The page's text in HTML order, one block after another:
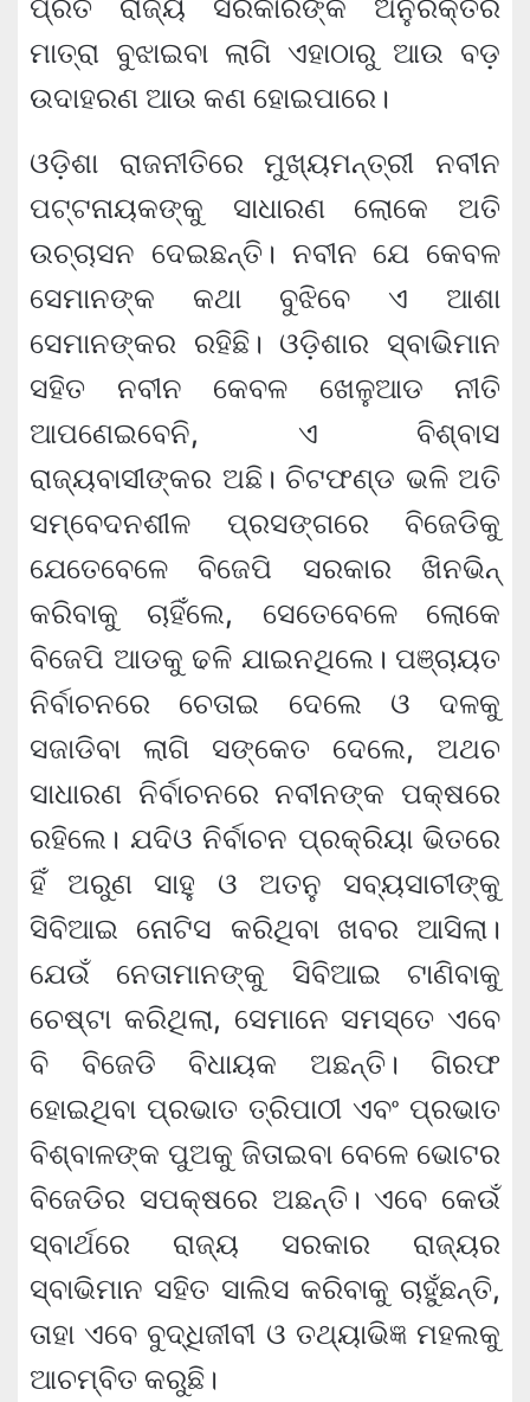
ପ୍ରତି ରାଜ୍ୟ ସରକାରଙ୍କ ଅନୁରକ୍ତିର
ମାତ୍ରା ବୁଝାଇବା ଲାଗି ଏହାଠାରୁ ଆଉ ବଡ଼
ଉଦାହରଣ ଆଉ କଣ ହୋଇପାରେ।
ଓଡ଼ିଶା ରାଜନୀତିରେ ମୁଖ୍ୟମନ୍ତ୍ରୀ ନବୀନ
ପଟ୍ଟନାୟକଙ୍କୁ ସାଧାରଣ ଲୋକେ ଅତି
ଉଚ୍ଚାସନ ଦେଇଛନ୍ତି। ନବୀନ ଯେ କେବଳ
ସେମାନଙ୍କ କଥା ବୁଝିବେ ଏ ଆଶା
ସେମାନଙ୍କର ରହିଛି। ଓଡ଼ିଶାର ସ୍ବାଭିମାନ
ସହିତ ନବୀନ କେବଳ ଖେଳୁଆଡ ନୀତି
ଆପଣେଇବେନି, ଏ ବିଶ୍ବାସ
ରାଜ୍ୟବାସୀଙ୍କର ଅଛି। ଚିଟଫଣ୍ଡ ଭଳି ଅତି
ସମ୍ବେଦନଶୀଳ ପ୍ରସଙ୍ଗରେ ବିଜେଡିକୁ
ଯେତେବେଳେ ବିଜେପି ସରକାର ଖିନଭିନ୍
କରିବାକୁ ଚାହିଁଲେ, ସେତେବେଳେ ଲୋକେ
ବିଜେପି ଆଡକୁ ଢଳି ଯାଇନଥିଲେ। ପଞ୍ଚାୟତ
ନିର୍ବାଚନରେ ଚେତାଇ ଦେଲେ ଓ ଦଳକୁ
ସଜାଡିବା ଲାଗି ସଙ୍କେତ ଦେଲେ, ଅଥଚ
ସାଧାରଣ ନିର୍ବାଚନରେ ନବୀନଙ୍କ ପକ୍ଷରେ
ରହିଲେ। ଯଦିଓ ନିର୍ବାଚନ ପ୍ରକ୍ରିୟା ଭିତରେ
ହିଁ ଅରୁଣ ସାହୁ ଓ ଅତନୁ ସବ୍ୟସାଚୀଙ୍କୁ
ସିବିଆଇ ନୋଟିସ କରିଥିବା ଖବର ଆସିଲା।
ଯେଉଁ ନେତାମାନଙ୍କୁ ସିବିଆଇ ଟାଣିବାକୁ
ଚେଷ୍ଟା କରିଥିଲା, ସେମାନେ ସମସ୍ତେ ଏବେ
ବି ବିଜେଡି ବିଧାୟକ ଅଛନ୍ତି। ଗିରଫ
ହୋଇଥିବା ପ୍ରଭାତ ତ୍ରିପାଠୀ ଏବଂ ପ୍ରଭାତ
ବିଶ୍ବାଳଙ୍କ ପୁଅକୁ ଜିତାଇବା ବେଳେ ଭୋଟର
ବିଜେଡିର ସପକ୍ଷରେ ଅଛନ୍ତି। ଏବେ କେଉଁ
ସ୍ବାର୍ଥରେ ରାଜ୍ୟ ସରକାର ରାଜ୍ୟର
ସ୍ବାଭିମାନ ସହିତ ସାଲିସ କରିବାକୁ ଚାହୁଁଛନ୍ତି,
ତାହା ଏବେ ବୁଦ୍ଧିଜୀବୀ ଓ ତଥ୍ୟାଭିଜ୍ଞ ମହଲକୁ
ଆଚମ୍ବିତ କରୁଛି।